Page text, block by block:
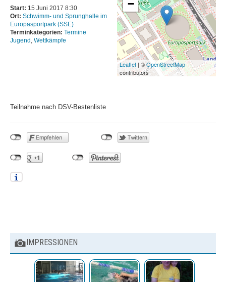
Schwimmhallen
Baumschulenweg
News
SSE Europa-Sportpark
Trainingszeiten
Zingster Straße
News
Start: 15 Juni 2017 8:30
Ort: Schwimm- und Sprunghalle im
Europasportpark (SSE)
Terminkategorien: Termine
Jugend Wettkämpfe
−
Leaflet | ©OpenStreetMap
contributors
Teilnahme nach DSV-Bestenliste
IMPRESSIONEN